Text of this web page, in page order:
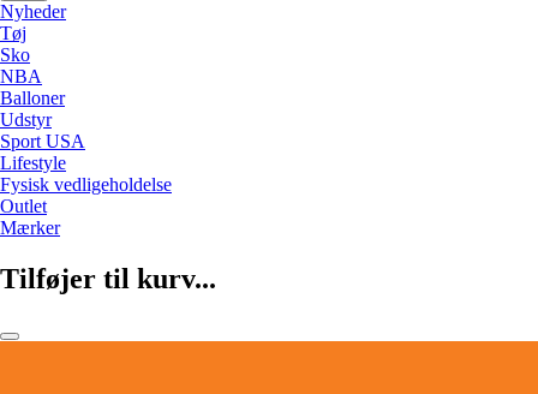
Nyheder
Tøj
Sko
NBA
Balloner
Udstyr
Sport USA
Lifestyle
Fysisk vedligeholdelse
Outlet
Mærker
Tilføjer til kurv...